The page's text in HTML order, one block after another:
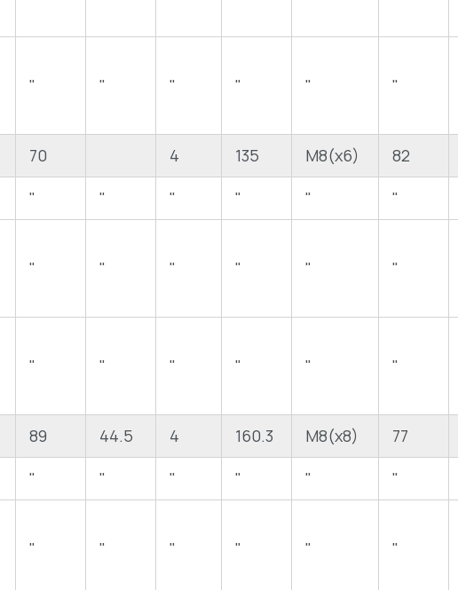
" " " " " "
70 4 135 M8(x6) 82
" " " " " "
" " " " " "
" " " " " "
89 44.5 4 160.3 M8(x8) 77
" " " " " "
" " " " " "